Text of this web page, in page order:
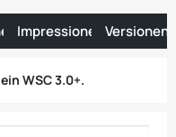
1
Impressionen 11
Versionen
WSC 3.0+.